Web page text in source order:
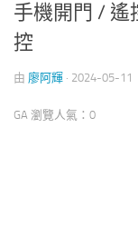
手機開門 / 遙
控
由 廖阿輝 · 2024-05-11
GA 瀏覽人氣：0